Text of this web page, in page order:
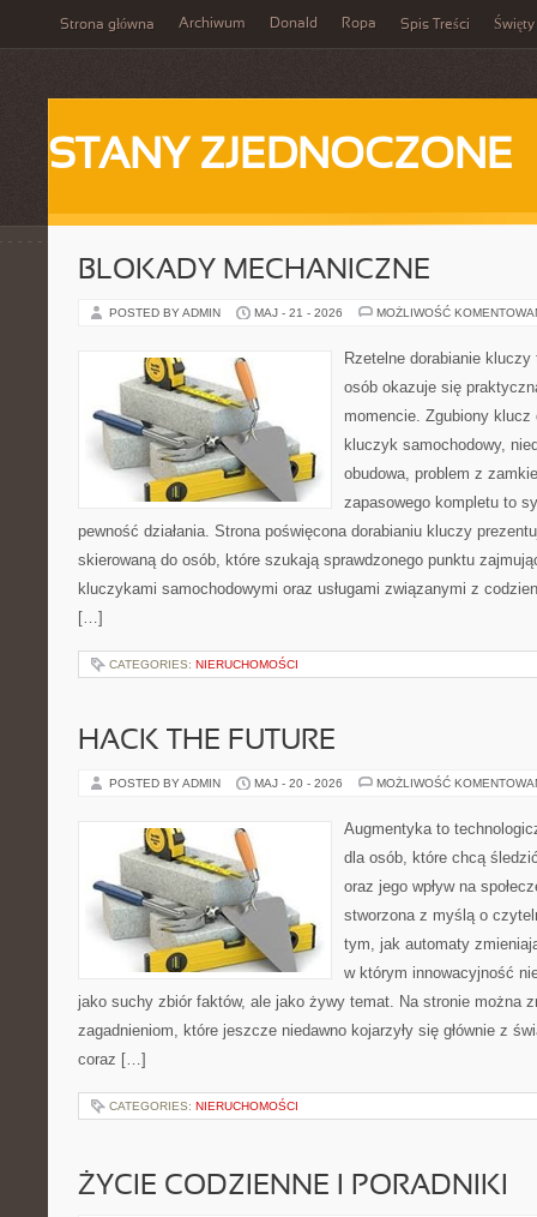
Strona główna Archiwum Donald Ropa Spis Treści Święty
STANY ZJEDNOCZONE
BLOKADY MECHANICZNE
POSTED BY ADMIN MAJ - 21 - 2026 MOŻLIWOŚĆ
Rzetelne dorabianie kluczy
osób okazuje się
momencie. Zgubiony
kluczyk samochodowy,
obudowa, problem z
zapasowego kompletu to
pewność działania. Strona poświęcona dorabianiu kluczy
skierowaną do osób, które szukają sprawdzonego punktu
kluczykami samochodowymi oraz usługami związanymi z
[…]
CATEGORIES: NIERUCHOMOŚCI
HACK THE FUTURE
POSTED BY ADMIN MAJ - 20 - 2026 MOŻLIWOŚĆ
Augmentyka to
dla osób, które chcą
oraz jego wpływ na
stworzona z myślą o
tym, jak automaty
w którym innowacyjność
jako suchy zbiór faktów, ale jako żywy temat. Na stronie można
zagadnieniom, które jeszcze niedawno kojarzyły się głównie z
coraz […]
CATEGORIES: NIERUCHOMOŚCI
ŻYCIE CODZIENNE I PORADNIKI